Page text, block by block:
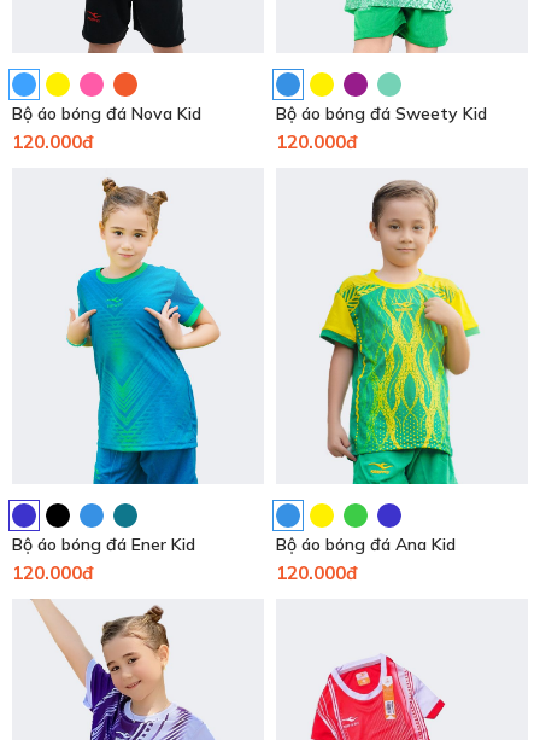
Bộ áo bóng đá Nova Kid
120.000đ
Bộ áo bóng đá Sweety Kid
120.000đ
Bộ áo bóng đá Ener Kid
120.000đ
Bộ áo bóng đá Ana Kid
120.000đ